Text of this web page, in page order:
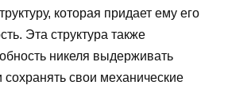
которая придает ему его
Эта структура также
никеля выдерживать
сохранять свои механические